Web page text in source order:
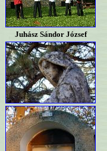
Juhász Sándor József